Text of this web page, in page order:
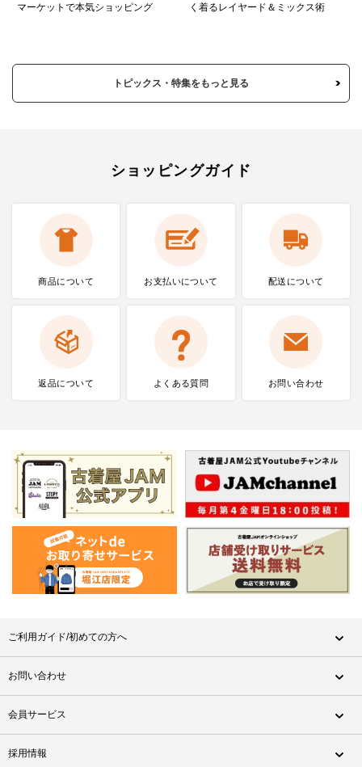
マーケットで本気ショッピング
く着るレイヤード＆ミックス術
トピックス・特集をもっと見る
ショッピングガイド
商品について お支払いについて 配送について
返品について よくある質問 お問い合わせ
ご利用ガイド/初めての方へ
お問い合わせ
会員サービス
採用情報